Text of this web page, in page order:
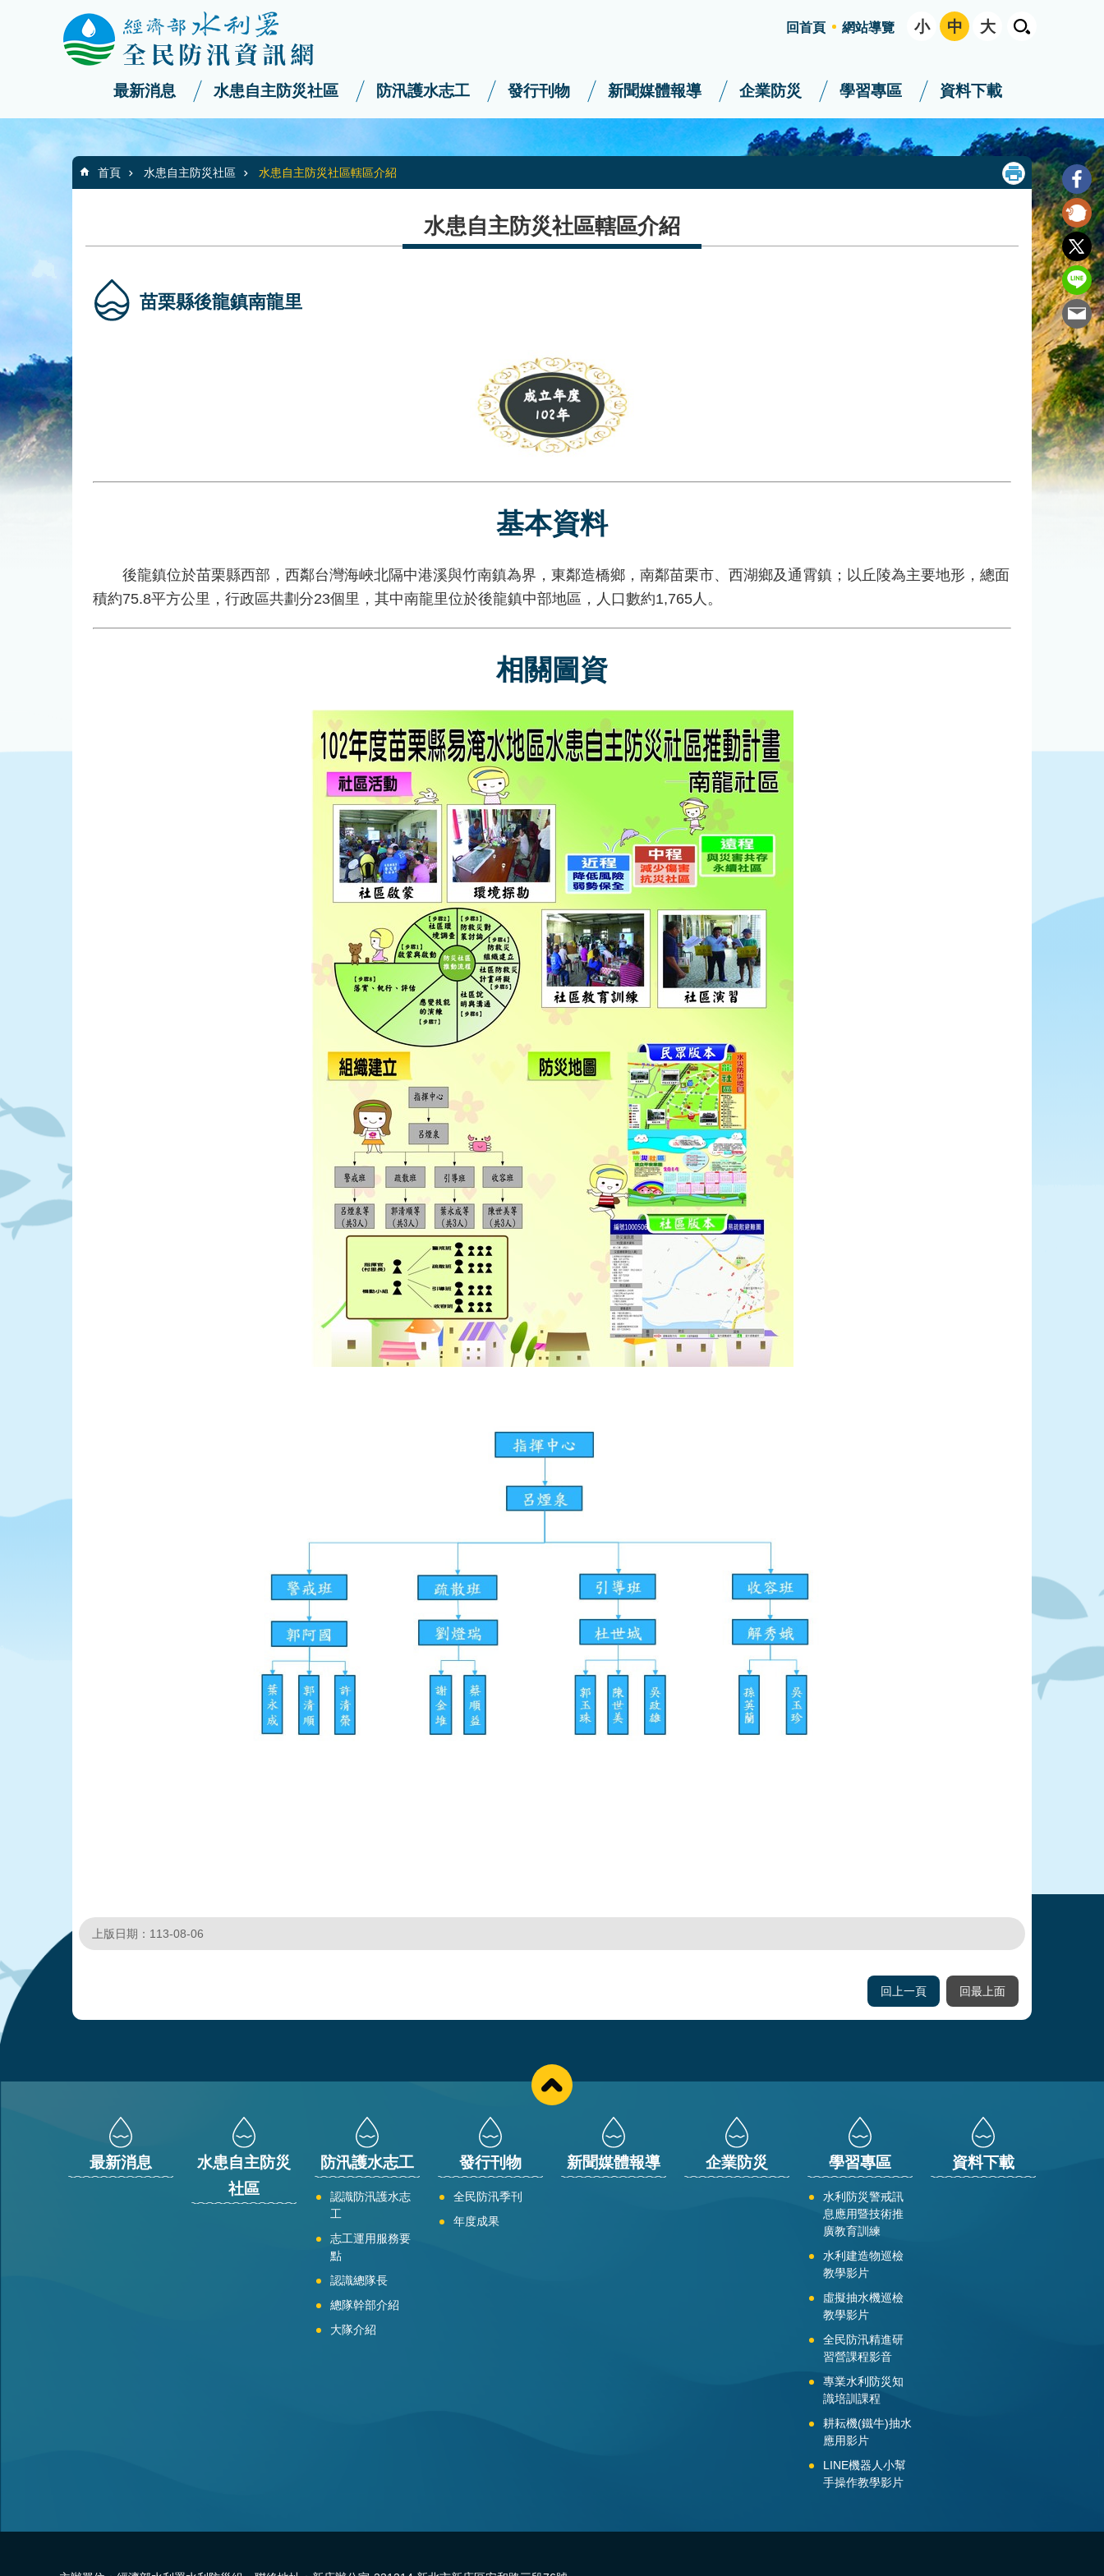
跳到主要內容區塊
回首頁
網站導覽 小 中 大
最新消息 水患自主防災社區 防汛護水志工 發行刊物 新聞媒體報導 企業防災 學習專區 資料下載
:::
首頁 水患自主防災社區 水患自主防災社區轄區介紹
水患自主防災社區轄區介紹
苗栗縣後龍鎮南龍里
基本資料
後龍鎮位於苗栗縣西部，西鄰台灣海峽北隔中港溪與竹南鎮為界，東鄰造橋鄉，南鄰苗栗市、西湖鄉及通霄鎮；以丘陵為主要地形，總面
積約75.8平方公里，行政區共劃分23個里，其中南龍里位於後龍鎮中部地區，人口數約1,765人。
相關圖資
上版日期：113-08-06
回上一頁 回最上面
最新消息
水患自主防災
社區
防汛護水志工
認識防汛護水志
工
志工運用服務要
點
認識總隊長
總隊幹部介紹
大隊介紹
發行刊物
全民防汛季刊
年度成果
新聞媒體報導 企業防災 學習專區
水利防災警戒訊
息應用暨技術推
廣教育訓練
水利建造物巡檢
教學影片
虛擬抽水機巡檢
教學影片
全民防汛精進研
習營課程影音
專業水利防災知
識培訓課程
耕耘機(鐵牛)抽水
應用影片
LINE機器人小幫
手操作教學影片
資料下載